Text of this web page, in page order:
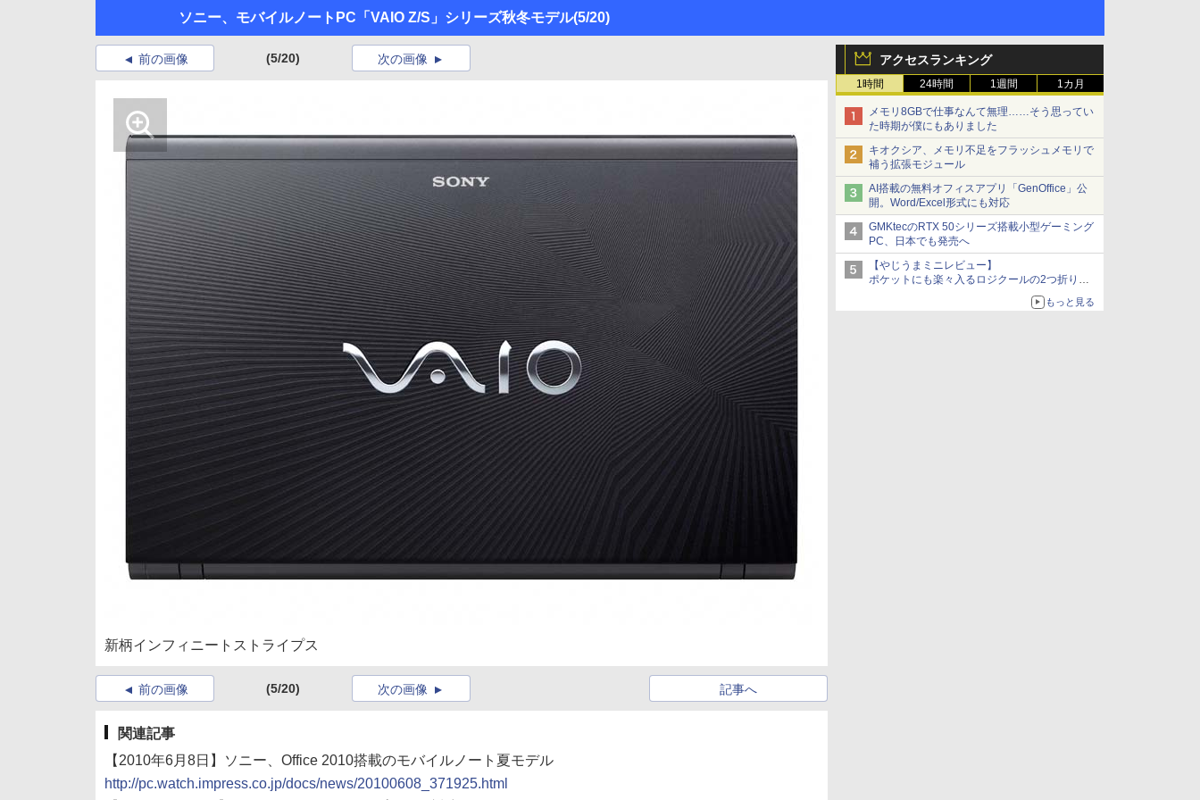
ソニー、モバイルノートPC「VAIO Z/S」シリーズ秋冬モデル(5/20)
アクセスランキング
1時間 24時間 1週間 1カ月
メモリ8GBで仕事なんて無理……そう思ってい
た時期が僕にもありました
キオクシア、メモリ不足をフラッシュメモリで
補う拡張モジュール
AI搭載の無料オフィスアプリ「GenOffice」公
開。Word/Excel形式にも対応
GMKtecのRTX 50シリーズ搭載小型ゲーミング
PC、日本でも発売へ
【やじうまミニレビュー】
ポケットにも楽々入るロジクールの2つ折りマ
ウス「Mobi Fold」。その気になるギミックと
もっと見る
前の画像 (5/20) 次の画像
新柄インフィニートストライプス
前の画像 (5/20) 記事へ
次の画像
関連記事
【2010年6月8日】ソニー、Office 2010搭載のモバイルノート夏モデル
http://pc.watch.impress.co.jp/docs/news/20100608_371925.html